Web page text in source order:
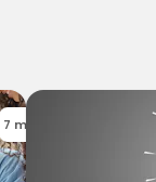
7 min